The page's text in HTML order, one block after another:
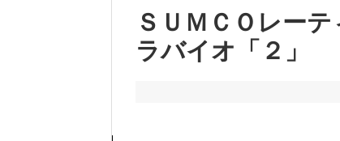
ＳＵＭＣＯレー
ラバイオ「２」